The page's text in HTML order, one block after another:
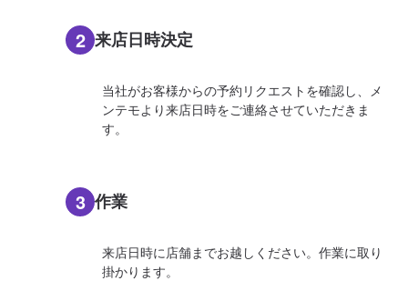
2 来店日時決定
当社がお客様からの予約リクエストを確認し、メ
ンテモより来店日時をご連絡させていただきま
す。
3 作業
来店日時に店舗までお越しください。作業に取り
掛かります。